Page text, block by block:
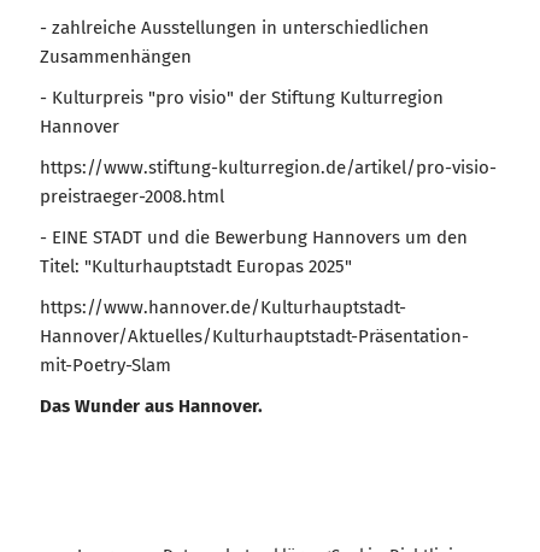
- zahlreiche Ausstellungen in unterschiedlichen
Zusammenhängen
- Kulturpreis "pro visio" der Stiftung Kulturregion
Hannover
https://www.stiftung-kulturregion.de/artikel/pro-visio-
preistraeger-2008.html
- EINE STADT und die Bewerbung Hannovers um den
Titel: "Kulturhauptstadt Europas 2025"
https://www.hannover.de/Kulturhauptstadt-
Hannover/Aktuelles/Kulturhauptstadt-Präsentation-
mit-Poetry-Slam
Das Wunder aus Hannover.